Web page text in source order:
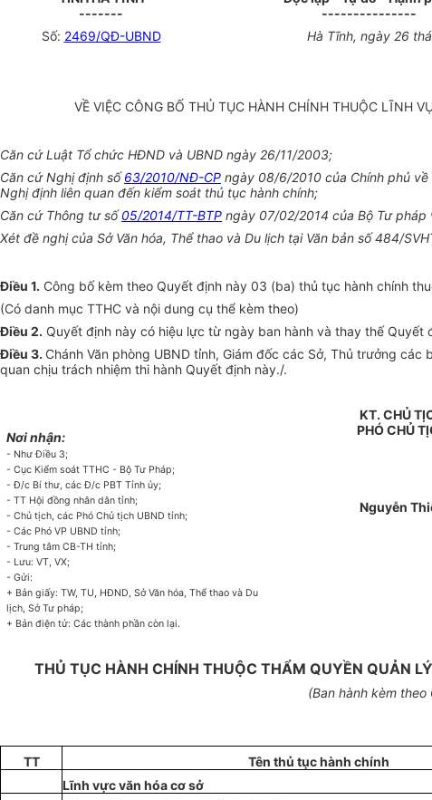
-------
---------------
Số: 2469/QĐ-UBND Hà Tĩnh, ngày 26
VỀ VIỆC CÔNG BỐ THỦ TỤC HÀNH CHÍNH THUỘC LĨNH
Căn cứ Luật Tổ chức HĐND và UBND ngày 26/11/2003;
Căn cứ Nghị định số63/2010/NĐ-CP ngày 08/6/2010 của Chính phủ
Nghị định liên quan đến kiểm soát thủ tục hành chính;
Căn cứ Thông tư số05/2014/TT-BTP ngày 07/02/2014 của Bộ Tư
Xét đề nghị của Sở Văn hóa, Thể thao và Du lịch tại Văn bản số 484/
Điều 1. Công bố kèm theo Quyết định này 03 (ba) thủ tục hành chính
(Có danh mục TTHC và nội dung cụ thể kèm theo)
Điều 2. Quyết định này có hiệu lực từ ngày ban hành và thay thế Quyết
Điều 3. Chánh Văn phòng UBND tỉnh, Giám đốc các Sở, Thủ trưởng
quan chịu trách nhiệm thi hành Quyết định này./.
Nơi nhận:
- Như Điều 3;
- Cục Kiểm soát TTHC - Bộ Tư Pháp;
- Đ/c Bí thư, các Đ/c PBT Tỉnh ủy;
- TT Hội đồng nhân dân tỉnh;
- Chủ tịch, các Phó Chủ tịch UBND tỉnh;
- Các Phó VP UBND tỉnh;
- Trung tâm CB-TH tỉnh;
- Lưu: VT, VX;
- Gửi:
+ Bản giấy: TW, TU, HĐND, Sở Văn hóa, Thể thao và Du
lịch, Sở Tư pháp;
+ Bản điện tử: Các thành phần còn lại.
KT. CHỦ
PHÓ CHỦ
Nguyễn
THỦ TỤC HÀNH CHÍNH THUỘC THẨM QUYỀN QUẢN
(Ban hành kèm
TT
Tên thủ tục hành chính
Lĩnh vực văn hóa cơ sở